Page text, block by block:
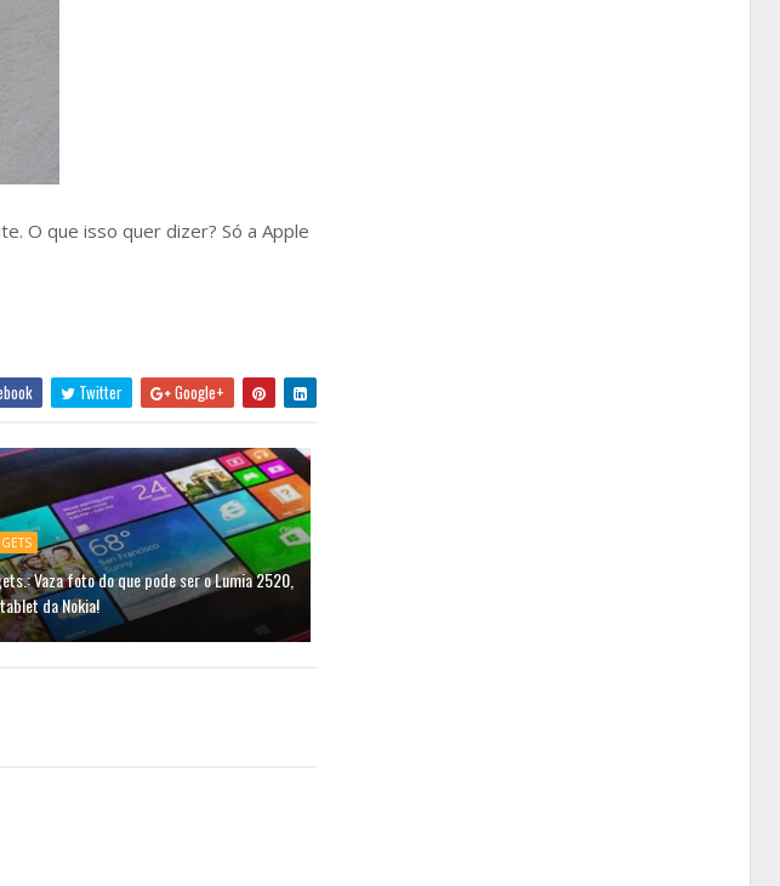
O que isso quer dizer? Só a Apple
Twitter Google+
Vaza foto do que pode ser o Lumia 2520,
da Nokia!